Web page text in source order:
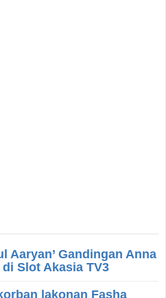
Aaryan’ Gandingan Anna
Slot Akasia TV3
lakonan Fasha